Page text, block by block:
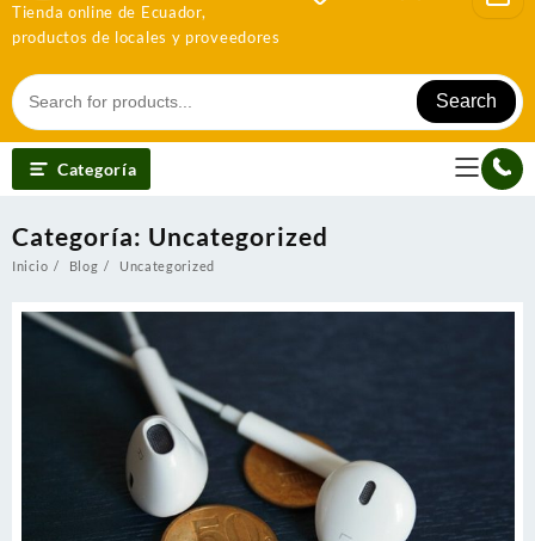
Tienda online de Ecuador,
productos de locales y proveedores
Search
Categoría
Categoría: Uncategorized
Inicio Blog Uncategorized